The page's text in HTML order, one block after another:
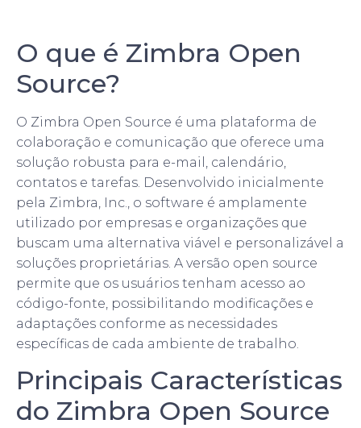
O que é Zimbra Open
Source?
O Zimbra Open Source é uma plataforma de
colaboração e comunicação que oferece uma
solução robusta para e-mail, calendário,
contatos e tarefas. Desenvolvido inicialmente
pela Zimbra, Inc., o software é amplamente
utilizado por empresas e organizações que
buscam uma alternativa viável e personalizável a
soluções proprietárias. A versão open source
permite que os usuários tenham acesso ao
código-fonte, possibilitando modificações e
adaptações conforme as necessidades
específicas de cada ambiente de trabalho.
Principais Características
do Zimbra Open Source